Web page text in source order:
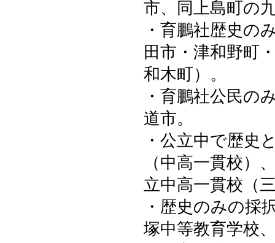
市、同上島町の
・育鵬社歴史の
田市・津和野町
和木町）。
・育鵬社公民の
道市。
・公立中で歴史
（中高一貫校）
立中高一貫校（
・歴史のみの採
塚中等教育学校